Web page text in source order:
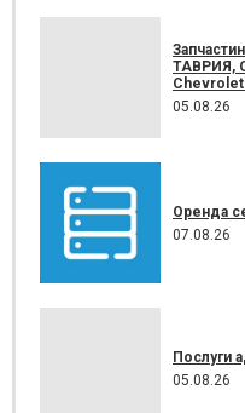
ТАВРИЯ,
Chevrolet
05.08.26
Оренда
07.08.26
Послуги
05.08.26